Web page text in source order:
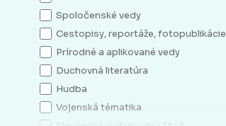
Spoločenské vedy
Cestopisy, reportáže, fotopublikácie
Prírodné a aplikované vedy
Duchovná literatúra
Hudba
Vojenská tématika